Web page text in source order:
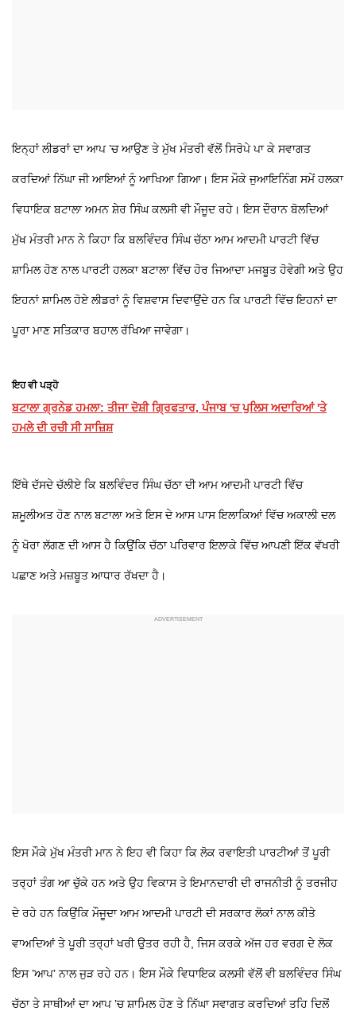
ਇਨ੍ਹਾਂ ਲੀਡਰਾਂ ਦਾ ਆਪ ’ਚ ਆਉਣ ਤੇ ਮੁੱਖ ਮੰਤਰੀ ਵੱਲੋਂ ਸਿਰੋਪੇ ਪਾ ਕੇ ਸਵਾਗਤ
ਕਰਦਿਆਂ ਨਿੱਘਾ ਜੀ ਆਇਆਂ ਨੂੰ ਆਖਿਆ ਗਿਆ। ਇਸ ਮੌਕੇ ਜੁਆਇਨਿੰਗ ਸਮੇਂ ਹਲਕਾ
ਵਿਧਾਇਕ ਬਟਾਲਾ ਅਮਨ ਸ਼ੇਰ ਸਿੰਘ ਕਲਸੀ ਵੀ ਮੌਜੂਦ ਰਹੇ। ਇਸ ਦੌਰਾਨ ਬੋਲਦਿਆਂ
ਮੁੱਖ ਮੰਤਰੀ ਮਾਨ ਨੇ ਕਿਹਾ ਕਿ ਬਲਵਿੰਦਰ ਸਿੰਘ ਚੱਠਾ ਆਮ ਆਦਮੀ ਪਾਰਟੀ ਵਿੱਚ
ਸ਼ਾਮਿਲ ਹੋਣ ਨਾਲ ਪਾਰਟੀ ਹਲਕਾ ਬਟਾਲਾ ਵਿੱਚ ਹੋਰ ਜਿਆਦਾ ਮਜਬੂਤ ਹੋਵੇਗੀ ਅਤੇ ਉਹ
ਇਹਨਾਂ ਸ਼ਾਮਿਲ ਹੋਏ ਲੀਡਰਾਂ ਨੂੰ ਵਿਸ਼ਵਾਸ ਦਿਵਾਉਂਦੇ ਹਨ ਕਿ ਪਾਰਟੀ ਵਿੱਚ ਇਹਨਾਂ ਦਾ
ਪੂਰਾ ਮਾਣ ਸਤਿਕਾਰ ਬਹਾਲ ਰੱਖਿਆ ਜਾਵੇਗਾ।
ਇਹ ਵੀ ਪੜ੍ਹੋ
ਬਟਾਲਾ ਗ੍ਰਨੇਡ ਹਮਲਾ: ਤੀਜਾ ਦੋਸ਼ੀ ਗ੍ਰਿਫਤਾਰ, ਪੰਜਾਬ 'ਚ ਪੁਲਿਸ ਅਦਾਰਿਆਂ 'ਤੇ
ਹਮਲੇ ਦੀ ਰਚੀ ਸੀ ਸਾਜ਼ਿਸ਼
ਇੱਥੇ ਦੱਸਦੇ ਚੱਲੀਏ ਕਿ ਬਲਵਿੰਦਰ ਸਿੰਘ ਚੱਠਾ ਦੀ ਆਮ ਆਦਮੀ ਪਾਰਟੀ ਵਿੱਚ
ਸ਼ਮੂਲੀਅਤ ਹੋਣ ਨਾਲ ਬਟਾਲਾ ਅਤੇ ਇਸ ਦੇ ਆਸ ਪਾਸ ਇਲਾਕਿਆਂ ਵਿੱਚ ਅਕਾਲੀ ਦਲ
ਨੂੰ ਖੋਰਾ ਲੱਗਣ ਦੀ ਆਸ ਹੈ ਕਿਉਂਕਿ ਚੱਠਾ ਪਰਿਵਾਰ ਇਲਾਕੇ ਵਿੱਚ ਆਪਣੀ ਇੱਕ ਵੱਖਰੀ
ਪਛਾਣ ਅਤੇ ਮਜ਼ਬੂਤ ਆਧਾਰ ਰੱਖਦਾ ਹੈ।
ਇਸ ਮੌਕੇ ਮੁੱਖ ਮੰਤਰੀ ਮਾਨ ਨੇ ਇਹ ਵੀ ਕਿਹਾ ਕਿ ਲੋਕ ਰਵਾਇਤੀ ਪਾਰਟੀਆਂ ਤੋਂ ਪੂਰੀ
ਤਰ੍ਹਾਂ ਤੰਗ ਆ ਚੁੱਕੇ ਹਨ ਅਤੇ ਉਹ ਵਿਕਾਸ ਤੇ ਇਮਾਨਦਾਰੀ ਦੀ ਰਾਜਨੀਤੀ ਨੂੰ ਤਰਜੀਹ
ਦੇ ਰਹੇ ਹਨ ਕਿਉਂਕਿ ਮੌਜੂਦਾ ਆਮ ਆਦਮੀ ਪਾਰਟੀ ਦੀ ਸਰਕਾਰ ਲੋਕਾਂ ਨਾਲ ਕੀਤੇ
ਵਾਅਦਿਆਂ ਤੇ ਪੂਰੀ ਤਰ੍ਹਾਂ ਖਰੀ ਉਤਰ ਰਹੀ ਹੈ, ਜਿਸ ਕਰਕੇ ਅੱਜ ਹਰ ਵਰਗ ਦੇ ਲੋਕ
ਇਸ ’ਆਪ’ ਨਾਲ ਜੁੜ ਰਹੇ ਹਨ। ਇਸ ਮੌਕੇ ਵਿਧਾਇਕ ਕਲਸੀ ਵੱਲੋਂ ਵੀ ਬਲਵਿੰਦਰ ਸਿੰਘ
ਚੱਠਾ ਤੇ ਸਾਥੀਆਂ ਦਾ ਆਪ ’ਚ ਸ਼ਾਮਿਲ ਹੋਣ ਤੇ ਨਿੱਘਾ ਸਵਾਗਤ ਕਰਦਿਆਂ ਤਹਿ ਦਿਲੋਂ